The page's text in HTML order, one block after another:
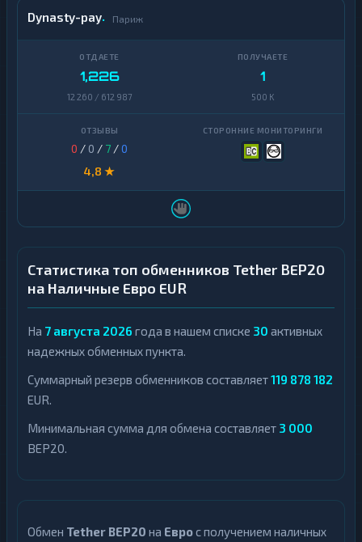
Dynasty-pay Париж
1,226
12 260 / 612 987
1
500 K
0 / 0 / 7 /0
4,8 ★
Статистика топ обменников Tether BEP20
на Наличные Евро EUR
На 7 августа 2026 года в нашем списке 30 активных
надежных обменных пункта.
Суммарный резерв обменников составляет119 878 182
EUR.
Минимальная сумма для обмена составляет 3 000
BEP20.
Обмен Tether BEP20 на Еврос получением наличных